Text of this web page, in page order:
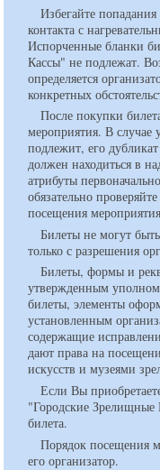
Избегайте
контакта с
Испорченные бланки
Кассы" не подлежат.
определяется
конкретных
После покупки
мероприятия. В случае
подлежит, его
должен находиться в
атрибуты
обязательно
посещения
Билеты не могут
только с разрешения
Билеты, формы и
утвержденным
билеты, элементы
установленным
содержащие
дают права на
искусств и музеями
Если Вы
"Городские Зрелищные
билета.
Порядок посещения
его организатор.